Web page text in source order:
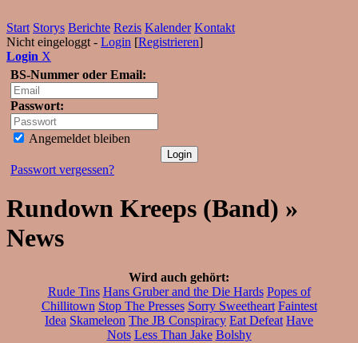
Start Storys Berichte Rezis Kalender Kontakt
Nicht eingeloggt - Login [Registrieren]
Login X
BS-Nummer oder Email:
Passwort:
Angemeldet bleiben
Passwort vergessen?
Rundown Kreeps (Band) »
News
Wird auch gehört:
Rude Tins Hans Gruber and the Die Hards Popes of
Chillitown Stop The Presses Sorry Sweetheart Faintest
Idea Skameleon The JB Conspiracy Eat Defeat Have
Nots Less Than Jake Bolshy